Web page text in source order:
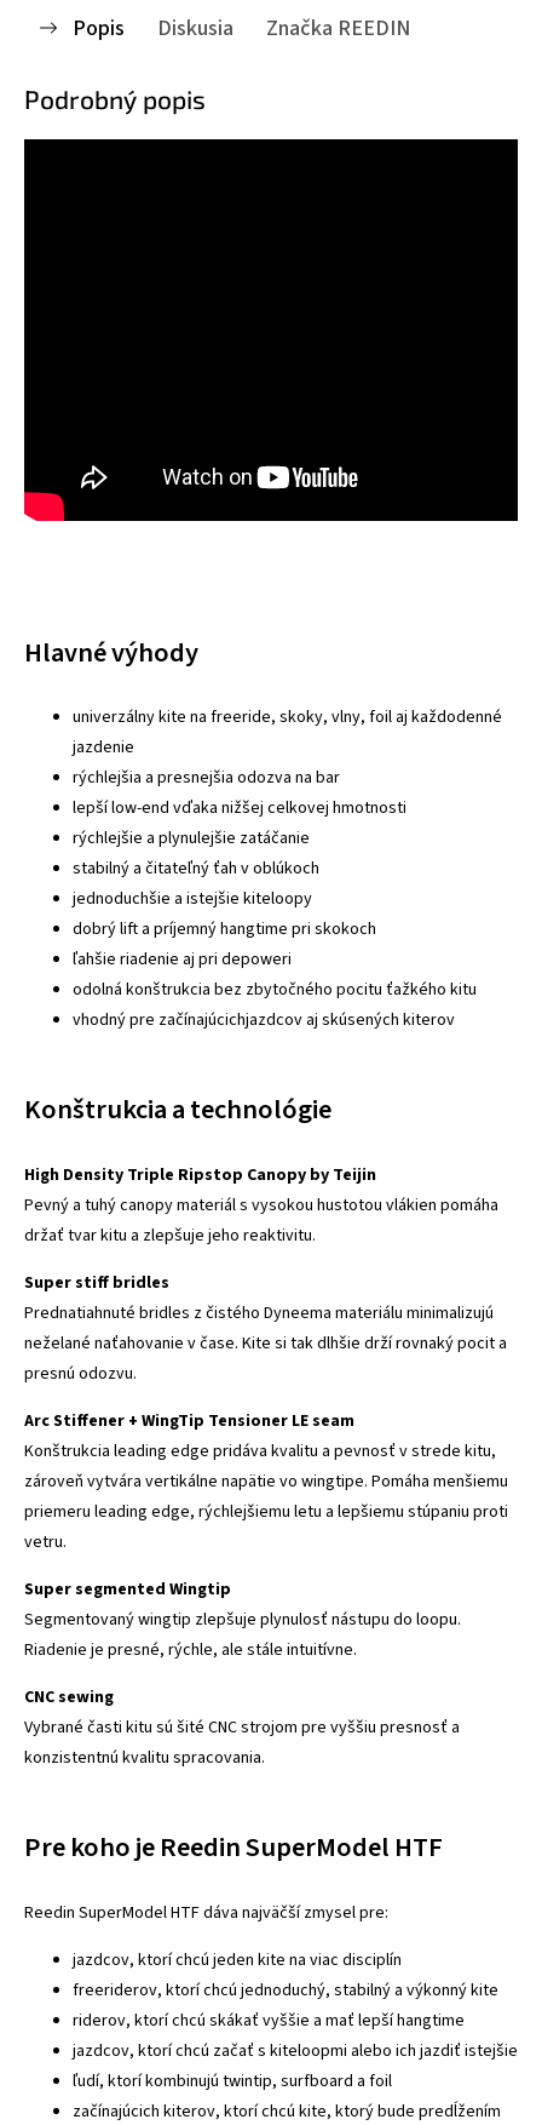
Popis Diskusia Značka REEDIN
Podrobný popis
Hlavné výhody
univerzálny kite na freeride, skoky, vlny, foil aj každodenné
jazdenie
rýchlejšia a presnejšia odozva na bar
lepší low-end vďaka nižšej celkovej hmotnosti
rýchlejšie a plynulejšie zatáčanie
stabilný a čitateľný ťah v oblúkoch
jednoduchšie a istejšie kiteloopy
dobrý lift a príjemný hangtime pri skokoch
ľahšie riadenie aj pri depoweri
odolná konštrukcia bez zbytočného pocitu ťažkého kitu
vhodný pre začínajúcichjazdcov aj skúsených kiterov
Konštrukcia a technológie
High Density Triple Ripstop Canopy by Teijin
Pevný a tuhý canopy materiál s vysokou hustotou vlákien pomáha
držať tvar kitu a zlepšuje jeho reaktivitu.
Super stiff bridles
Prednatiahnuté bridles z čistého Dyneema materiálu minimalizujú
neželané naťahovanie v čase. Kite si tak dlhšie drží rovnaký pocit a
presnú odozvu.
Arc Stiffener + WingTip Tensioner LE seam
Konštrukcia leading edge pridáva kvalitu a pevnosť v strede kitu,
zároveň vytvára vertikálne napätie vo wingtipe. Pomáha menšiemu
priemeru leading edge, rýchlejšiemu letu a lepšiemu stúpaniu proti
vetru.
Super segmented Wingtip
Segmentovaný wingtip zlepšuje plynulosť nástupu do loopu.
Riadenie je presné, rýchle, ale stále intuitívne.
CNC sewing
Vybrané časti kitu sú šité CNC strojom pre vyššiu presnosť a
konzistentnú kvalitu spracovania.
Pre koho je Reedin SuperModel HTF
Reedin SuperModel HTF dáva najväčší zmysel pre:
jazdcov, ktorí chcú jeden kite na viac disciplín
freeriderov, ktorí chcú jednoduchý, stabilný a výkonný kite
riderov, ktorí chcú skákať vyššie a mať lepší hangtime
jazdcov, ktorí chcú začať s kiteloopmi alebo ich jazdiť istejšie
ľudí, ktorí kombinujú twintip, surfboard a foil
začínajúcich kiterov, ktorí chcú kite, ktorý bude predĺžením